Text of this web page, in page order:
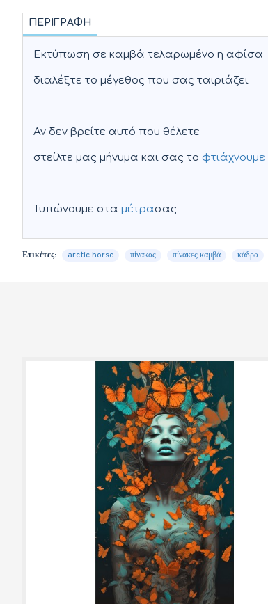
ΠΕΡΙΓΡΑΦΉ
Εκτύπωση σε καμβά τελαρωμένο η αφίσα
διαλέξτε το μέγεθος που σας ταιριάζει
Αν δεν βρείτε αυτό που θέλετε
στείλτε μας μήνυμα και σας το φτιάχνουμε
Τυπώνουμε στα μέτρασας
Ετικέτες: arctic horse πίνακας πίνακες καμβά κάδρα